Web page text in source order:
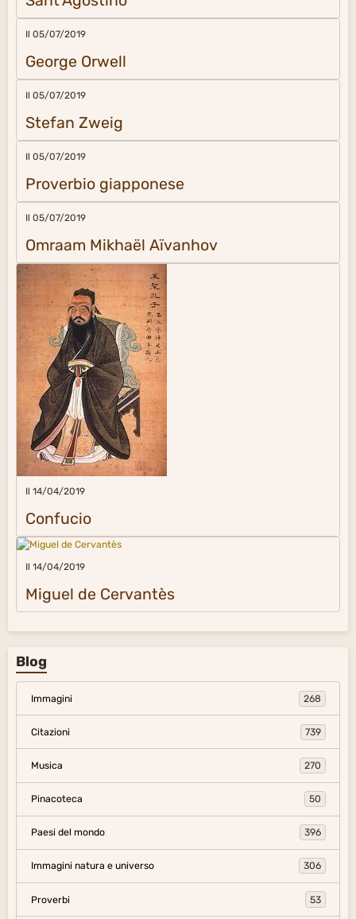
Il 05/07/2019
George Orwell
Il 05/07/2019
Stefan Zweig
Il 05/07/2019
Proverbio giapponese
Il 05/07/2019
Omraam Mikhaël Aïvanhov
Il 14/04/2019
Confucio
Il 14/04/2019
Miguel de Cervantès
Blog
Immagini 268
Citazioni 739
Musica 270
Pinacoteca 50
Paesi del mondo 396
Immagini natura e universo 306
Proverbi 53